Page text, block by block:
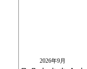
2026年9月